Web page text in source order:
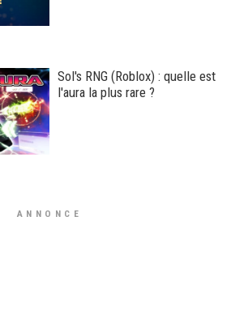
Sol's RNG (Roblox) : quelle est
l'aura la plus rare ?
ANNONCE